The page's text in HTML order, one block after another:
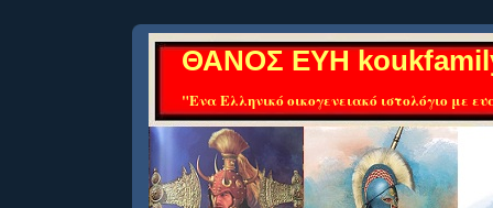
ΘΑΝΟΣ ΕΥΗ
"Ενα Ελληνικό οικογενειακό ιστολόγιο με